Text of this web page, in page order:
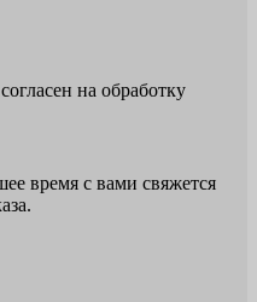
на обработку
время с вами свяжется